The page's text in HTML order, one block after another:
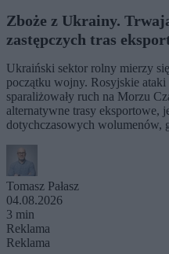
Zboże z Ukrainy.
zastępczych tras
Ukraiński sektor rolny mierzy
początku wojny. Rosyjskie
sparaliżowały ruch na Morzu
alternatywne trasy eksportowe,
dotychczasowych wolumenów,
Tomasz Pałasz
04.08.2026
3 min
Reklama
Reklama